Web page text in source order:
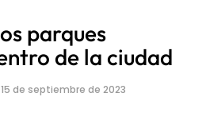
parques
de la ciudad
15 de septiembre de 2023